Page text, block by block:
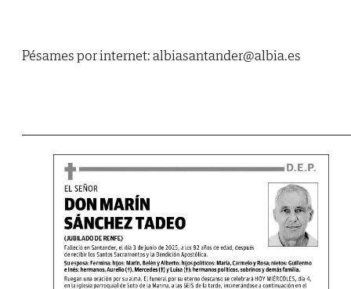
Pésames por internet: albiasantander@albia.es